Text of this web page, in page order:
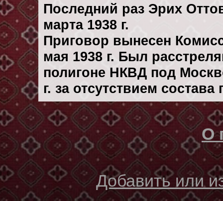
Последний раз Эрих
марта 1938 г.
Приговор вынесен
мая 1938 г. Был
полигоне НКВД под
г. за отсутствием
О
Добавить или